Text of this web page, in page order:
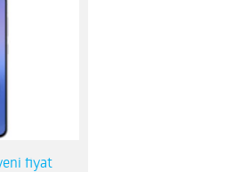
fiyat